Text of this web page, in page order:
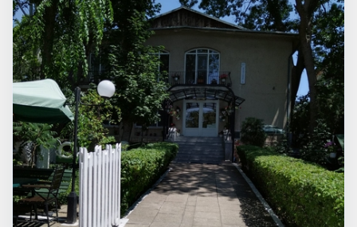
Televizor
in
camera
Baie
in
camera
Balcon
Aer
conditionat
Frigider
in
camera